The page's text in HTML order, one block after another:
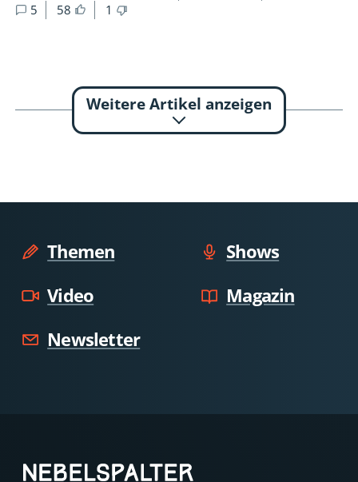
5
58 1
Weitere Artikel anzeigen
Themen
Shows
Video
Magazin
Newsletter